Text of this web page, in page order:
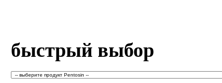
быстрый выбор